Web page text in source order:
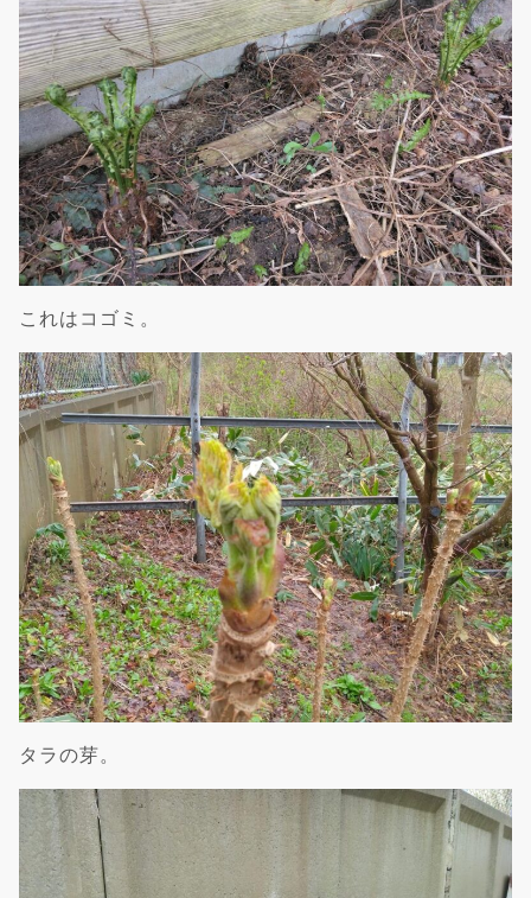
これはコゴミ。
タラの芽。